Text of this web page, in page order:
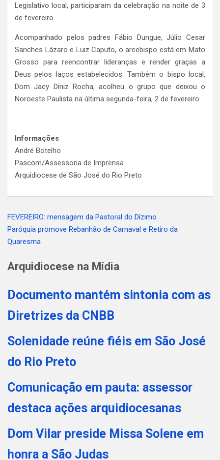
Legislativo local, participaram da celebração na noite de 3
de fevereiro.
Acompanhado pelos padres Fábio Dungue, Júlio Cesar
Sanches Lázaro e Luiz Caputo, o arcebispo está em Mato
Grosso para reencontrar lideranças e render graças a
Deus pelos laços estabelecidos. Também o bispo local,
Dom Jacy Diniz Rocha, acolheu o grupo que deixou o
Noroeste Paulista na última segunda-feira, 2 de fevereiro.
Informações
André Botelho
Pascom/Assessoria de Imprensa
Arquidiocese de São José do Rio Preto
Navegação
de
FEVEREIRO: mensagem da Pastoral do Dízimo
Paróquia promove Rebanhão de Carnaval e Retiro da
Quaresma
Arquidiocese na Mídia
Documento mantém sintonia com as
Diretrizes da CNBB
Solenidade reúne fiéis em São José
do Rio Preto
Comunicação em pauta: assessor
destaca ações arquidiocesanas
Dom Vilar preside Missa Solene em
honra a São Judas